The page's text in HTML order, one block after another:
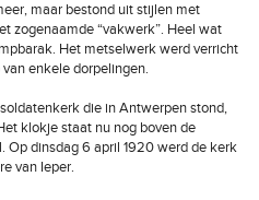
maar bestond uit stijlen met
zogenaamde “vakwerk”. Heel wat
Het metselwerk werd verricht
enkele dorpelingen.
die in Antwerpen stond,
klokje staat nu nog boven de
Op dinsdag 6 april 1920 werd de kerk
van Ieper.